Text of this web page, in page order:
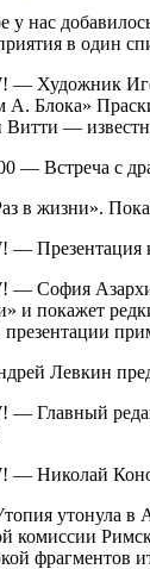
у нас
в один
— Художник
А. Блока»
Витти —
— Встреча с
в жизни».
—
— София
и покажет
Левкин
— Главный
— Николай
утонула в
комиссии
фрагментов